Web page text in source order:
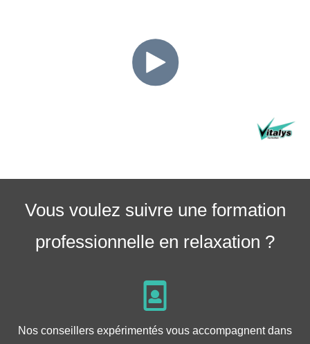
Vous voulez suivre une formation
professionnelle en relaxation ?
Nos conseillers expérimentés vous accompagnent dans